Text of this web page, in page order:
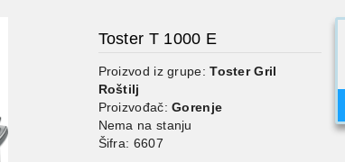
Toster T 1000 E
Proizvod iz grupe:Toster Gril
Roštilj
Proizvođač:Gorenje
Nema na stanju
Šifra: 6607